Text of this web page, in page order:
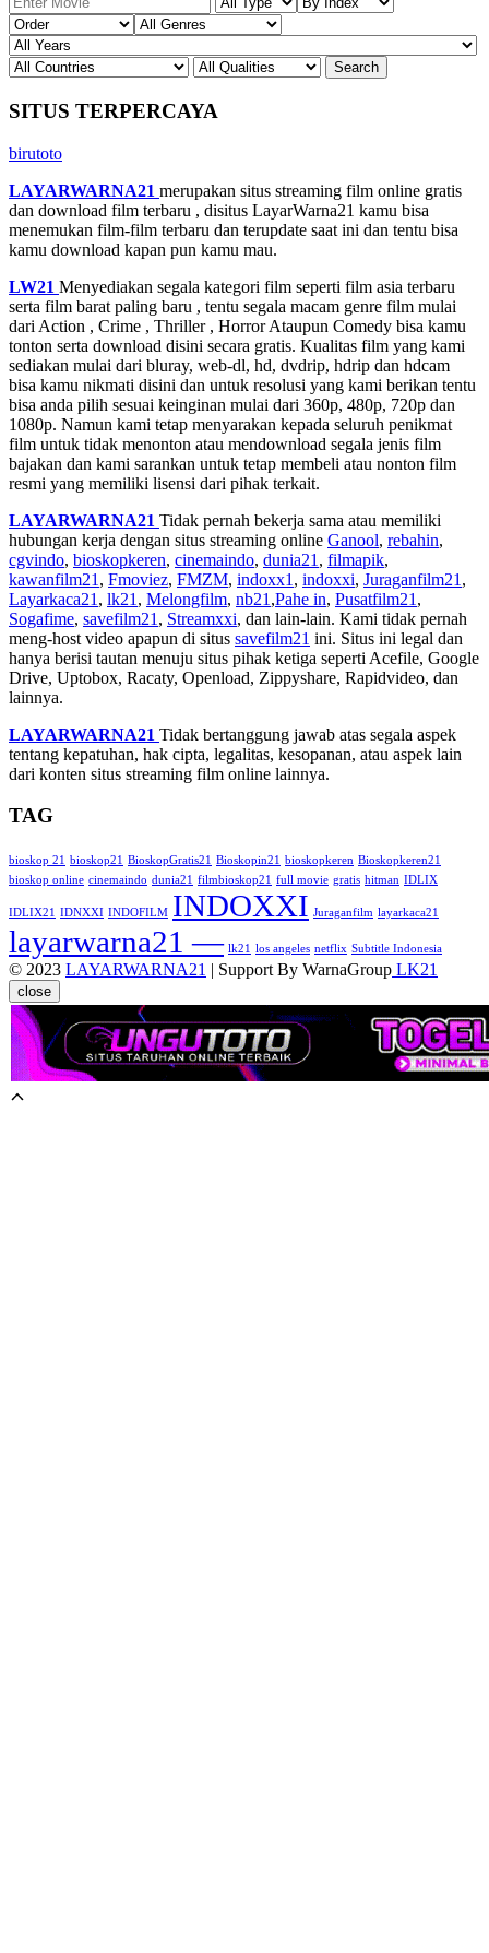
SITUS TERPERCAYA
birutoto
LAYARWARNA21 merupakan situs streaming film online gratis
dan download film terbaru , disitus LayarWarna21 kamu bisa
menemukan film-film terbaru dan terupdate saat ini dan tentu bisa
kamu download kapan pun kamu mau.
LW21 Menyediakan segala kategori film seperti film asia terbaru
serta film barat paling baru , tentu segala macam genre film mulai
dari Action , Crime , Thriller , Horror Ataupun Comedy bisa kamu
tonton serta download disini secara gratis. Kualitas film yang kami
sediakan mulai dari bluray, web-dl, hd, dvdrip, hdrip dan hdcam
bisa kamu nikmati disini dan untuk resolusi yang kami berikan tentu
bisa anda pilih sesuai keinginan mulai dari 360p, 480p, 720p dan
1080p. Namun kami tetap menyarakan kepada seluruh penikmat
film untuk tidak menonton atau mendownload segala jenis film
bajakan dan kami sarankan untuk tetap membeli atau nonton film
resmi yang memiliki lisensi dari pihak terkait.
LAYARWARNA21 Tidak pernah bekerja sama atau memiliki
hubungan kerja dengan situs streaming online Ganool, rebahin,
cgvindo, bioskopkeren, cinemaindo, dunia21 , filmapik,
kawanfilm21 , Fmoviez, FMZM, indoxx1 , indoxxi, Juraganfilm21 ,
Layarkaca21 , lk21 , Melongfilm, nb21 ,Pahe in, Pusatfilm21 ,
Sogafime, savefilm21 , Streamxxi, dan lain-lain. Kami tidak pernah
meng-host video apapun di situs savefilm21 ini. Situs ini legal dan
hanya berisi tautan menuju situs pihak ketiga seperti Acefile, Google
Drive, Uptobox, Racaty, Openload, Zippyshare, Rapidvideo, dan
lainnya.
LAYARWARNA21 Tidak bertanggung jawab atas segala aspek
tentang kepatuhan, hak cipta, legalitas, kesopanan, atau aspek lain
dari konten situs streaming film online lainnya.
TAG
bioskop 21 bioskop21 BioskopGratis21 Bioskopin21 bioskopkeren Bioskopkeren21
bioskop online cinemaindo dunia21 filmbioskop21 full movie gratis hitman IDLIX
IDLIX21 IDNXXI INDOFILM INDOXXI Juraganfilm layarkaca21
layarwarna21 — lk21 los angeles netflix Subtitle Indonesia
© 2023 LAYARWARNA21 | Support By WarnaGroup LK21
close